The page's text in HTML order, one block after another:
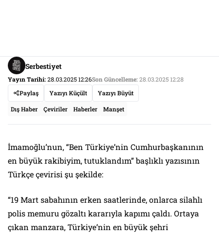
Serbestiyet
Yayın Tarihi:28.03.2025 12:26Son Güncelleme:28.03.2025 12:28
Paylaş
Yazıyı Küçült Yazıyı Büyüt
Dış Haber Çeviriler Haberler Manşet
İmamoğlu’nun, “Ben Türkiye’nin Cumhurbaşkanının
en büyük rakibiyim, tutuklandım” başlıklı yazısının
Türkçe çevirisi şu şekilde:
“19 Mart sabahının erken saatlerinde, onlarca silahlı
polis memuru gözaltı kararıyla kapımı çaldı. Ortaya
çıkan manzara, Türkiye’nin en büyük şehri